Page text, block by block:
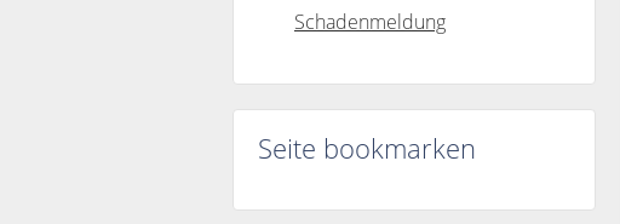
Schadenmeldung
Seite bookmarken